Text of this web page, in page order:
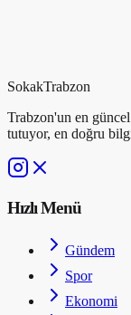
SokakTrabzon
Trabzon'un en güncel
tutuyor, en doğru
Hızlı Menü
Gündem
Spor
Ekonomi